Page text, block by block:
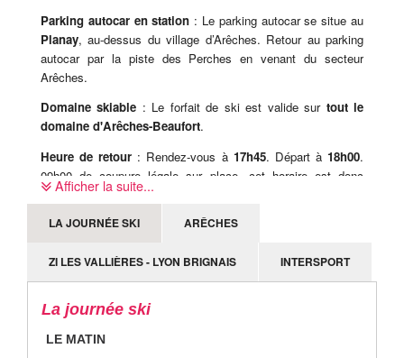
Parking autocar en station : Le parking autocar se situe au
Planay, au-dessus du village d’Arêches. Retour au parking
autocar par la piste des Perches en venant du secteur
Arêches.
Domaine skiable : Le forfait de ski est valide sur tout le
domaine d'Arêches-Beaufort.
Heure de retour : Rendez-vous à 17h45. Départ à18h00.
09h00 de coupure légale sur place, cet horaire est donc
susceptible d'être modifié sur place, le jour-même.
Afficher la suite...
LA JOURNÉE SKI ARÊCHES
ZI LES VALLIÈRES - LYON BRIGNAIS INTERSPORT
La journée ski
LE MATIN